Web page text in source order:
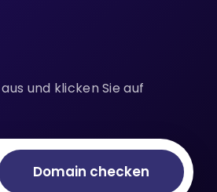
und klicken Sie auf
Domain checken